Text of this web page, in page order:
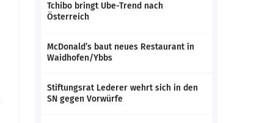
Tchibo bringt Ube-Trend nach
Österreich
McDonald’s baut neues Restaurant in
Waidhofen/Ybbs
Stiftungsrat Lederer wehrt sich in den
SN gegen Vorwürfe